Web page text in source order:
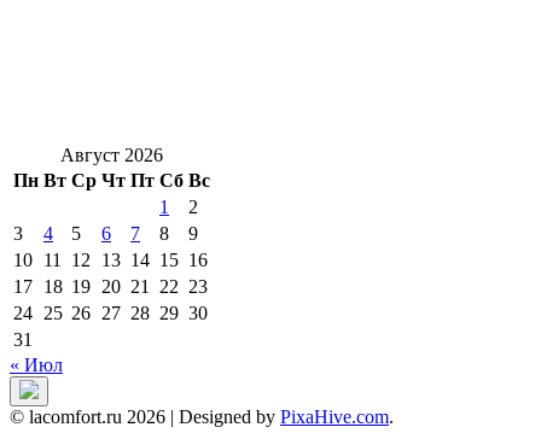
Август 2026
Пн Вт Ср Чт Пт Сб Вс
1
2
3
4 5 6 7 8
9
10 11 12 13 14 15 16
17 18 19 20 21 22 23
24 25 26 27 28 29 30
31
« Июл
© lacomfort.ru 2026 | Designed by PixaHive.com.